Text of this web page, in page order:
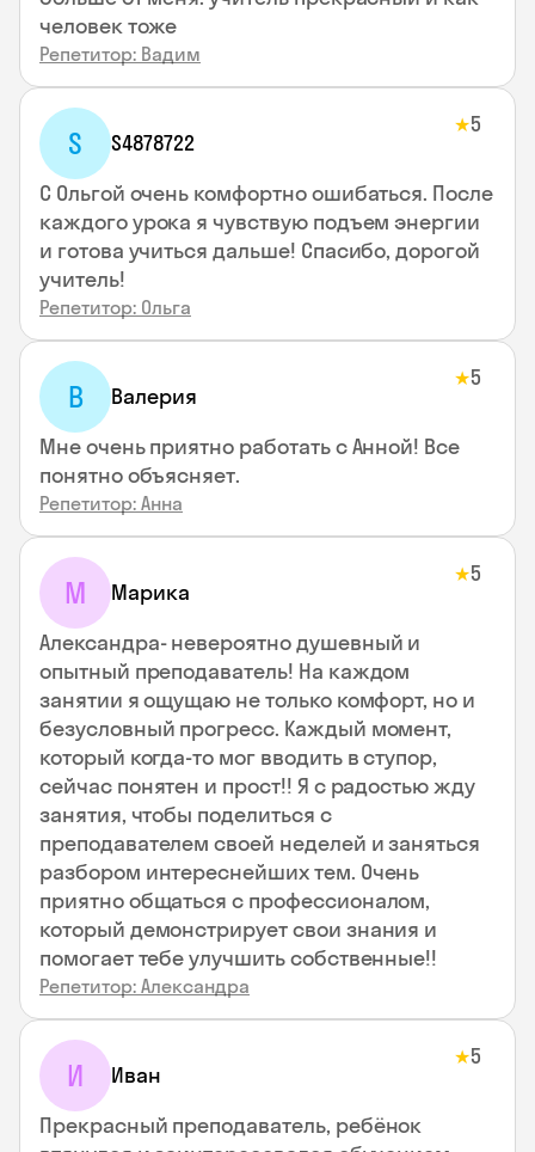
человек тоже
Репетитор: Вадим
S S4878722
★5
С Ольгой очень комфортно ошибаться. После
каждого урока я чувствую подъем энергии
и готова учиться дальше! Спасибо, дорогой
учитель!
Репетитор: Ольга
В Валерия
★5
Мне очень приятно работать с Анной! Все
понятно объясняет.
Репетитор: Анна
М Марика
★5
Александра- невероятно душевный и
опытный преподаватель! На каждом
занятии я ощущаю не только комфорт, но и
безусловный прогресс. Каждый момент,
который когда-то мог вводить в ступор,
сейчас понятен и прост!! Я с радостью жду
занятия, чтобы поделиться с
преподавателем своей неделей и заняться
разбором интереснейших тем. Очень
приятно общаться с профессионалом,
который демонстрирует свои знания и
помогает тебе улучшить собственные!!
Репетитор: Александра
И Иван
★5
Прекрасный преподаватель, ребёнок